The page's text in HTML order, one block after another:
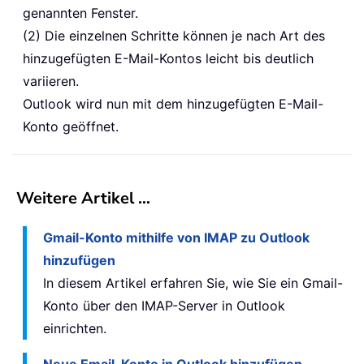
genannten Fenster.
(2) Die einzelnen Schritte können je nach Art des
hinzugefügten E-Mail-Kontos leicht bis deutlich
variieren.
Outlook wird nun mit dem hinzugefügten E-Mail-
Konto geöffnet.
Weitere Artikel …
Gmail-Konto mithilfe von IMAP zu Outlook
hinzufügen
In diesem Artikel erfahren Sie, wie Sie ein Gmail-
Konto über den IMAP-Server in Outlook
einrichten.